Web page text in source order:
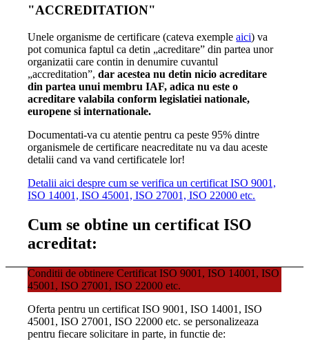
"ACCREDITATION"
Unele organisme de certificare (cateva exempleaici) va
pot comunica faptul ca detin „acreditare” din partea unor
organizatii care contin in denumire cuvantul
„accreditation”,dar acestea nu detin nicio acreditare
din partea unui membru IAF, adica nu este o
acreditare valabila conform legislatiei nationale,
europene si internationale.
Documentati-va cu atentie pentru ca peste 95% dintre
organismele de certificare neacreditate nu va dau aceste
detalii cand va vand certificatele lor!
Detalii aici despre cum se verifica un certificat ISO 9001,
ISO 14001, ISO 45001, ISO 27001, ISO 22000 etc.
Cum se obtine un certificat ISO
acreditat:
Conditii de obtinere Certificat ISO 9001, ISO 14001, ISO
45001, ISO 27001, ISO 22000 etc.
Oferta pentru un certificat ISO 9001, ISO 14001, ISO
45001, ISO 27001, ISO 22000 etc. se personalizeaza
pentru fiecare solicitare in parte, in functie de: